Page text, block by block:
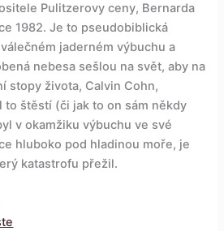
Pulitzerovy ceny, Bernarda
1982. Je to pseudobiblická
jaderném výbuchu a
nebesa sešlou na svět, aby na
stopy života, Calvin Cohn,
to štěstí (či jak to on sám někdy
v okamžiku výbuchu ve své
hluboko pod hladinou moře, je
katastrofu přežil.